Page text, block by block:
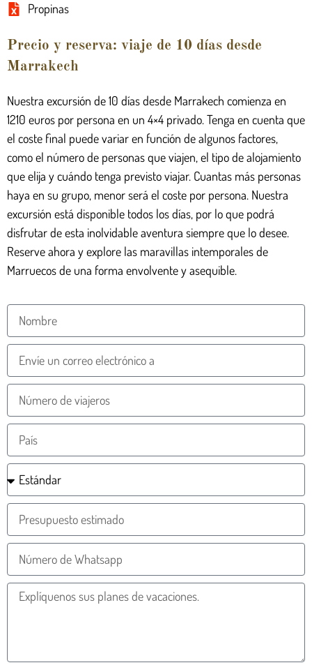
Propinas
Precio y reserva: viaje de 10 días desde
Marrakech
Nuestra excursión de 10 días desde Marrakech comienza en
1210 euros por persona en un 4×4 privado. Tenga en cuenta que
el coste final puede variar en función de algunos factores,
como el número de personas que viajen, el tipo de alojamiento
que elija y cuándo tenga previsto viajar. Cuantas más personas
haya en su grupo, menor será el coste por persona. Nuestra
excursión está disponible todos los días, por lo que podrá
disfrutar de esta inolvidable aventura siempre que lo desee.
Reserve ahora y explore las maravillas intemporales de
Marruecos de una forma envolvente y asequible.